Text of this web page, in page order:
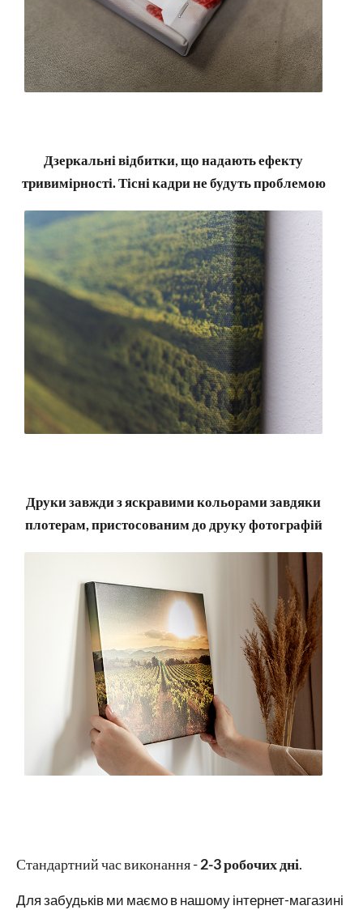
Дзеркальні відбитки, що надають ефекту
тривимірності. Тісні кадри не будуть проблемою
Друки завжди з яскравими кольорами завдяки
плотерам, пристосованим до друку фотографій
Стандартний час виконання -2-3 робочих дні.
Для забудьків ми маємо в нашому інтернет-магазині